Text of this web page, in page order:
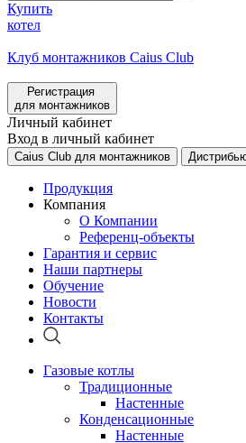
Купить
котел
Клуб монтажников Caius Club
Регистрация
для монтажников
Личный кабинет
Вход в личный кабинет
Caius Club для монтажников
Продукция
Компания
О Компании
Референц-объекты
Гарантия и сервис
Наши партнеры
Обучение
Новости
Контакты
Газовые котлы
Традиционные
Настенные
Конденсационные
Настенные